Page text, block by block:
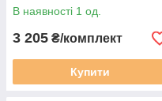
В наявності 1 од.
3 205 ₴/комплект
Купити